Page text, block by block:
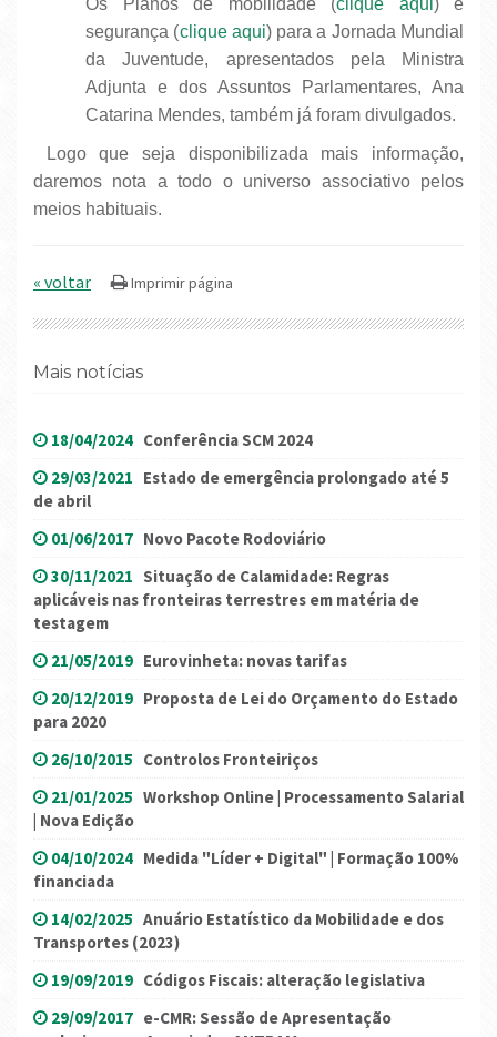
segurança (clique aqui) para a Jornada Mundial
da Juventude, apresentados pela Ministra
Adjunta e dos Assuntos Parlamentares, Ana
Catarina Mendes, também já foram divulgados.
Logo que seja disponibilizada mais informação,
daremos nota a todo o universo associativo pelos
meios habituais.
« voltar
Mais notícias
18/04/2024 Conferência SCM 2024
29/03/2021 Estado de emergência prolongado até 5
de abril
01/06/2017 Novo Pacote Rodoviário
30/11/2021 Situação de Calamidade: Regras
aplicáveis nas fronteiras terrestres em matéria de
testagem
21/05/2019 Eurovinheta: novas tarifas
20/12/2019 Proposta de Lei do Orçamento do Estado
para 2020
26/10/2015 Controlos Fronteiriços
21/01/2025 Workshop Online | Processamento Salarial
| Nova Edição
04/10/2024 Medida "Líder + Digital" | Formação 100%
financiada
14/02/2025 Anuário Estatístico da Mobilidade e dos
Transportes (2023)
19/09/2019 Códigos Fiscais: alteração legislativa
29/09/2017 e-CMR: Sessão de Apresentação